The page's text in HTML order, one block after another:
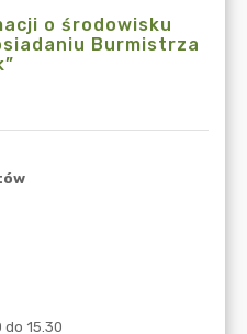
o środowisku
Burmistrza